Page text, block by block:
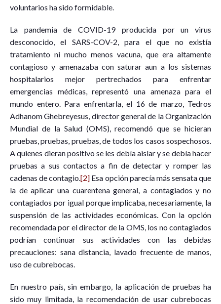
voluntarios ha sido formidable.
La pandemia de COVID-19 producida por un virus
desconocido, el SARS-COV-2, para el que no existía
tratamiento ni mucho menos vacuna, que era altamente
contagioso y amenazaba con saturar aun a los sistemas
hospitalarios mejor pertrechados para enfrentar
emergencias médicas, representó una amenaza para el
mundo entero. Para enfrentarla, el 16 de marzo, Tedros
Adhanom Ghebreyesus, director general de la Organización
Mundial de la Salud (OMS), recomendó que se hicieran
pruebas, pruebas, pruebas, de todos los casos sospechosos.
A quienes dieran positivo se les debía aislar y se debía hacer
pruebas a sus contactos a fin de detectar y romper las
cadenas de contagio.[2] Esa opción parecía más sensata que
la de aplicar una cuarentena general, a contagiados y no
contagiados por igual porque implicaba, necesariamente, la
suspensión de las actividades económicas. Con la opción
recomendada por el director de la OMS, los no contagiados
podrían continuar sus actividades con las debidas
precauciones: sana distancia, lavado frecuente de manos,
uso de cubrebocas.
En nuestro país, sin embargo, la aplicación de pruebas ha
sido muy limitada, la recomendación de usar cubrebocas